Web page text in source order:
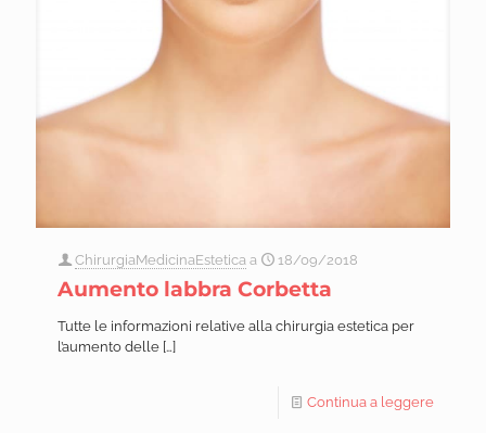
ChirurgiaMedicinaEstetica a 18/09/2018
Aumento labbra Corbetta
Tutte le informazioni relative alla chirurgia estetica per
l’aumento delle […]
Continua a leggere